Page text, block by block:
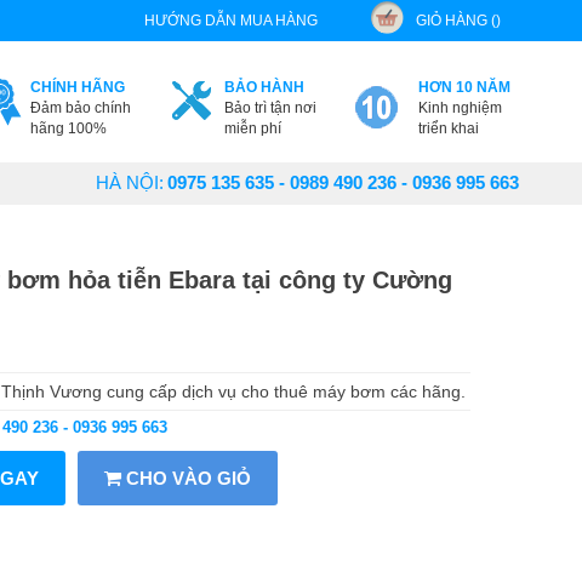
HƯỚNG DẪN MUA HÀNG GIỎ HÀNG ()
CHÍNH HÃNG
Đảm bảo chính
hãng 100%
BẢO HÀNH
Bảo trì tận nơi
miễn phí
HƠN 10 NĂM
Kinh nghiệm
triển khai
HÀ NỘI: 0975 135 635 - 0989 490 236 - 0936 995 663
hỏa tiễn Ebara tại công ty Cường
Vương cung cấp dịch vụ cho thuê máy bơm các hãng.
236 - 0936 995 663
CHO VÀO GIỎ